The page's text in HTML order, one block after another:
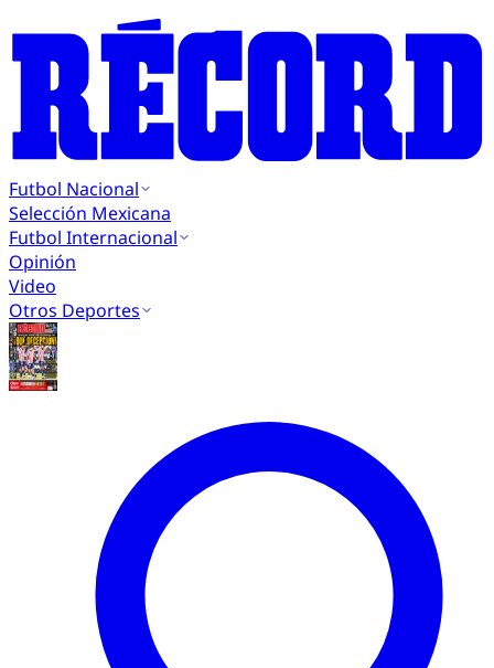
Futbol Nacional
Selección Mexicana
Futbol Internacional
Opinión
Video
Otros Deportes